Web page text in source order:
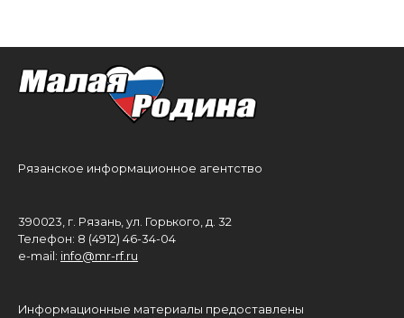
Рязанское информационное агентство
390023, г. Рязань, ул. Горького, д. 32
Телефон: 8 (4912) 46-34-04
e-mail: info@mr-rf.ru
Информационные материалы предоставлены